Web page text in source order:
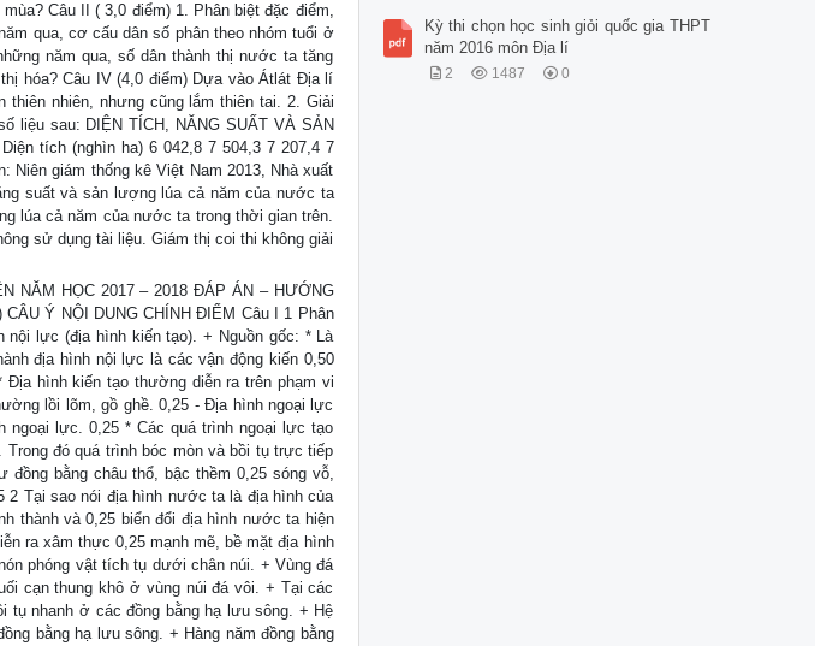
Câu II ( 3,0 điểm) 1. Phân biệt đặc điểm,
qua, cơ cấu dân số phân theo nhóm tuổi ở
năm qua, số dân thành thị nước ta tăng
hóa? Câu IV (4,0 điểm) Dựa vào Átlát Địa lí
nhiên, nhưng cũng lắm thiên tai. 2. Giải
liệu sau: DIỆN TÍCH, NĂNG SUẤT VÀ SẢN
tích (nghìn ha) 6 042,8 7 504,3 7 207,4 7
Niên giám thống kê Việt Nam 2013, Nhà xuất
suất và sản lượng lúa cả năm của nước ta
lúa cả năm của nước ta trong thời gian trên.
sử dụng tài liệu. Giám thị coi thi không giải
NĂM HỌC 2017 – 2018 ĐÁP ÁN – HƯỚNG
Ý NỘI DUNG CHÍNH ĐIỂM Câu I 1 Phân
lực (địa hình kiến tạo). + Nguồn gốc: * Là
địa hình nội lực là các vận động kiến 0,50
hình kiến tạo thường diễn ra trên phạm vi
lồi lõm, gồ ghề. 0,25 - Địa hình ngoại lực
ngoại lực. 0,25 * Các quá trình ngoại lực tạo
đó quá trình bóc mòn và bồi tụ trực tiếp
bằng châu thổ, bậc thềm 0,25 sóng vỗ,
Tại sao nói địa hình nước ta là địa hình của
thành và 0,25 biển đổi địa hình nước ta hiện
ra xâm thực 0,25 mạnh mẽ, bề mặt địa hình
phóng vật tích tụ dưới chân núi. + Vùng đá
cạn thung khô ở vùng núi đá vôi. + Tại các
tụ nhanh ở các đồng bằng hạ lưu sông. + Hệ
bằng hạ lưu sông. + Hàng năm đồng bằng
Kỳ thi chọn học sinh giỏi quốc gia THPT
năm 2016 môn Địa lí
2 1487 0